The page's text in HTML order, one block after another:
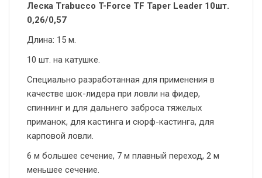
Леска Trabucco T-Force TF Taper Leader 10шт.
0,26/0,57
Длина: 15 м.
10 шт. на катушке.
Специально разработанная для применения в
качестве шок-лидера при ловли на фидер,
спиннинг и для дальнего заброса тяжелых
приманок, для кастинга и сюрф-кастинга, для
карповой ловли.
6 м большее сечение, 7 м плавный переход, 2 м
меньшее сечение.